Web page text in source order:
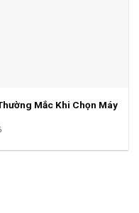
Mắc Khi Chọn Máy